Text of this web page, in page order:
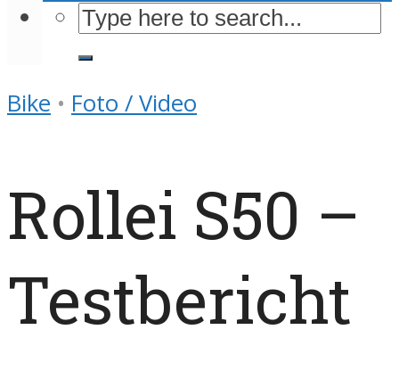
Bike • Foto / Video
Rollei S50 –
Testbericht